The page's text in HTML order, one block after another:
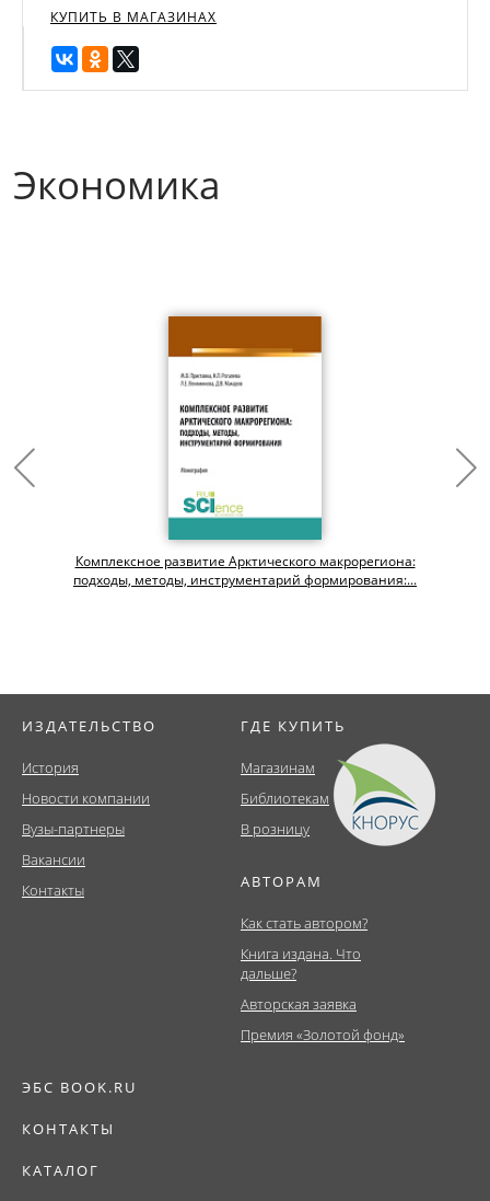
КУПИТЬ В МАГАЗИНАХ
Экономика
Комплексное развитие Арктического макрорегиона:
подходы, методы, инструментарий формирования:...
ИЗДАТЕЛЬСТВО
История
Новости компании
Вузы-партнеры
Вакансии
Контакты
ГДЕ КУПИТЬ
Магазинам
Библиотекам
В розницу
АВТОРАМ
Как стать автором?
Книга издана. Что
дальше?
Авторская заявка
Премия «Золотой фонд»
ЭБС BOOK.RU
КОНТАКТЫ
КАТАЛОГ